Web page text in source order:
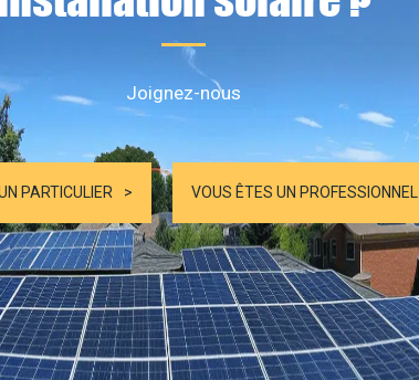
Joignez-nous
PARTICULIER VOUS ÊTES UN PROFESSIONNEL